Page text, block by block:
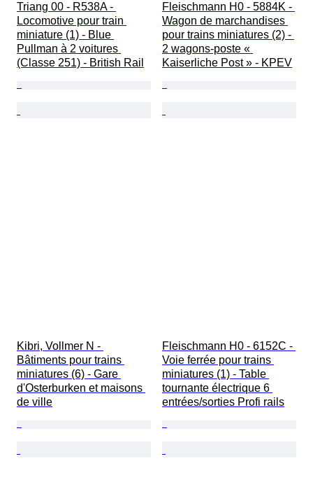
Triang 00 - R538A -
Locomotive pour train
miniature (1) - Blue
Pullman à 2 voitures
(Classe 251) - British Rail
Fleischmann H0 - 5884K -
Wagon de marchandises
pour trains miniatures (2) -
2 wagons-poste «
Kaiserliche Post » - KPEV
Kibri, Vollmer N -
Bâtiments pour trains
miniatures (6) - Gare
d'Osterburken et maisons
de ville
Fleischmann H0 - 6152C -
Voie ferrée pour trains
miniatures (1) - Table
tournante électrique 6
entrées/sorties Profi rails